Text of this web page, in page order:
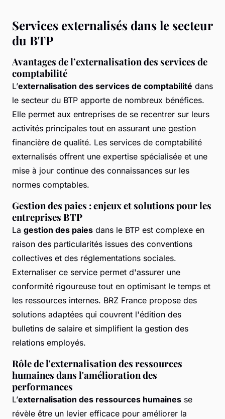
Services externalisés dans le secteur
du BTP
Avantages de l’externalisation des services de
comptabilité
L’externalisation des services de comptabilité dans
le secteur du BTP apporte de nombreux bénéfices.
Elle permet aux entreprises de se recentrer sur leurs
activités principales tout en assurant une gestion
financière de qualité. Les services de comptabilité
externalisés offrent une expertise spécialisée et une
mise à jour continue des connaissances sur les
normes comptables.
Gestion des paies : enjeux et solutions pour les
entreprises BTP
La gestion des paies dans le BTP est complexe en
raison des particularités issues des conventions
collectives et des réglementations sociales.
Externaliser ce service permet d'assurer une
conformité rigoureuse tout en optimisant le temps et
les ressources internes. BRZ France propose des
solutions adaptées qui couvrent l'édition des
bulletins de salaire et simplifient la gestion des
relations employés.
Rôle de l'externalisation des ressources
humaines dans l'amélioration des
performances
L’externalisation des ressources humaines se
révèle être un levier efficace pour améliorer la